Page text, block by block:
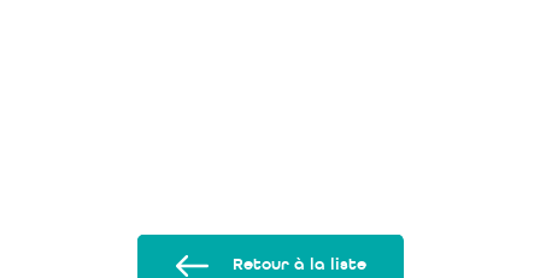
Retour à la liste